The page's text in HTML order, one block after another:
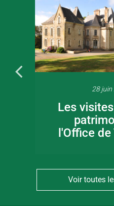
28 juin
Les
l'Office
Voir toutes